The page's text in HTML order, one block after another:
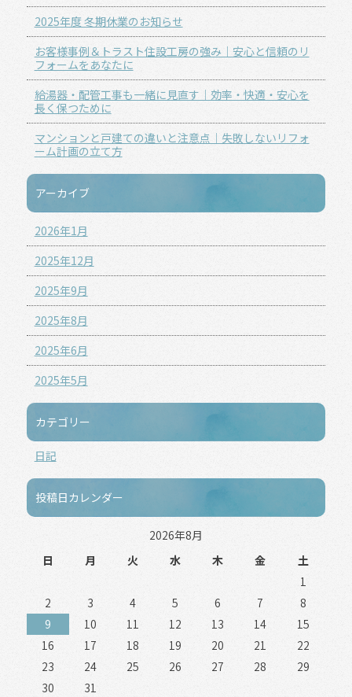
2025年度 冬期休業のお知らせ
お客様事例＆トラスト住設工房の強み｜安心と信頼のリ
フォームをあなたに
給湯器・配管工事も一緒に見直す｜効率・快適・安心を
長く保つために
マンションと戸建ての違いと注意点｜失敗しないリフォ
ーム計画の立て方
アーカイブ
2026年1月
2025年12月
2025年9月
2025年8月
2025年6月
2025年5月
カテゴリー
日記
投稿日カレンダー
2026年8月
日
月 火 水 木 金
土
1
2
3 4 5 6 7
8
9
10 11 12 13 14
15
16
17 18 19 20 21
22
23
24 25 26 27 28
29
30
31